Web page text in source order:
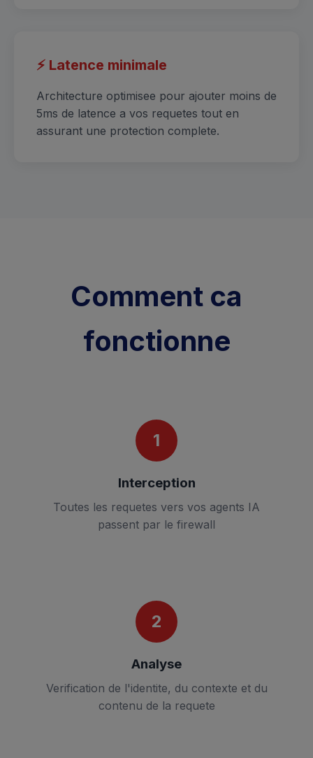
⚡ Latence minimale
Architecture optimisee pour ajouter moins de
5ms de latence a vos requetes tout en
assurant une protection complete.
Comment ca
fonctionne
1
Interception
Toutes les requetes vers vos agents IA
passent par le firewall
2
Analyse
Verification de l'identite, du contexte et du
contenu de la requete